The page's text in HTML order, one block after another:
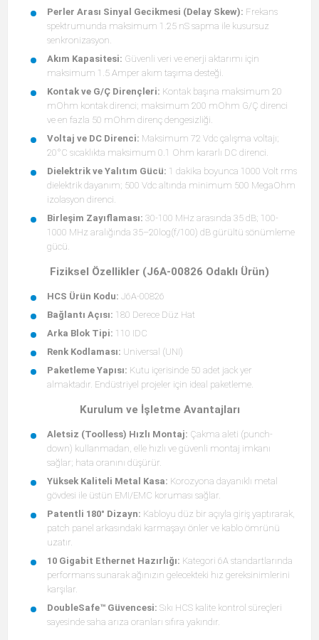
Perler Arası Sinyal Gecikmesi (Delay Skew): Frekans
spektrumunda maksimum 1.25 nS sapma ile kusursuz
senkronizasyon.
Akım Kapasitesi: Güvenli veri ve enerji aktarımı için
maksimum 1.5 Amper akım taşıma desteği.
Kontak ve G/Ç Dirençleri: Kontak başına maksimum 20
mOhm kontak direnci; maksimum 200 mOhm G/Ç direnci
ve en fazla 50 mOhm direnç dengesizliği.
Voltaj ve DC Direnci: Maksimum 72 Vdc çalışma voltajı;
20°C sıcaklıkta maksimum 0.1 Ohm kararlı DC direnci.
Dielektrik ve Yalıtım Gücü: 1 dakika boyunca 1000 Volt rms
dielektrik dayanım; 500 Vdc altında minimum 500 MegaOhm
izolasyon direnci.
Birleşim Zayıflaması: 30-100 MHz arasında 35 dB; 100-
1000 MHz aralığında 35–20log(f/100) dB gürültü sönümleme
gücü.
Fiziksel Özellikler (J6A-00826 Odaklı Ürün)
HCS Ürün Kodu: J6A-00826
Bağlantı Açısı: 180 Derece Düz Hat
Arka Blok Tipi: 110 IDC
Renk Kodlaması: Universal (UNI)
Paketleme Yapısı: Kutu içerisinde 50 adet jack yer
almaktadır. Endüstriyel projeler için ideal paketleme.
Kurulum ve İşletme Avantajları
Aletsiz (Toolless) Hızlı Montaj: Çakma aleti (punch-
down) kullanmadan, elle hızlı ve güvenli montaj imkanı
sağlar; hata oranını düşürür.
Yüksek Kaliteli Metal Kasa: Korozyona dayanıklı metal
gövdesi ile üstün EMI/EMC koruması sağlar.
Patentli 180° Dizayn: Kabloyu düz bir açıyla giriş yaptırarak,
patch panel arkasındaki karmaşayı önler ve kablo ömrünü
uzatır.
10 Gigabit Ethernet Hazırlığı: Kategori 6A standartlarında
performans sunarak ağınızın gelecekteki hız gereksinimlerini
karşılar.
DoubleSafe™ Güvencesi: Sıkı HCS kalite kontrol süreçleri
sayesinde saha arıza oranları sıfıra yakındır.